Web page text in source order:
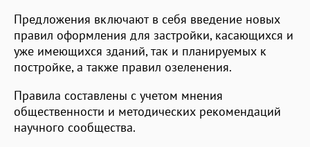
Предложения включают в себя введение новых
правил оформления для застройки, касающихся и
уже имеющихся зданий, так и планируемых к
постройке, а также правил озеленения.
Правила составлены с учетом мнения
общественности и методических рекомендаций
научного сообщества.